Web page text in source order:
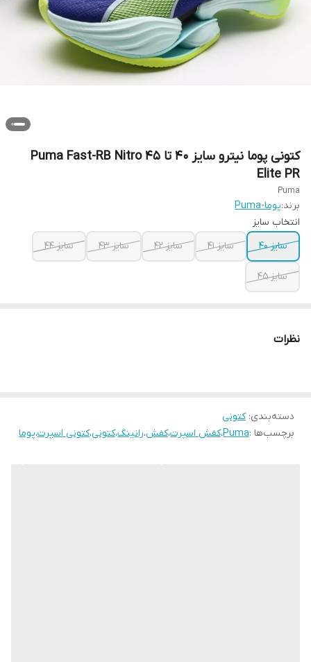
کتونی پوما نیترو سایز ۴۰ تا ۴۵ Puma Fast-RB Nitro
Elite PR
Puma
برند:پوما-Puma
انتخاب سایز
سایز ۴۰
سایز ۴۱ سایز ۴۲ سایز ۴۳ سایز ۴۴
سایز ۴۵
نظرات
دسته‌بندی:کتونی
برچسب‌ها :Puma،کفش اسپرت،کفش،رانینگ،کتونی،کتونی اسپرت،پوما